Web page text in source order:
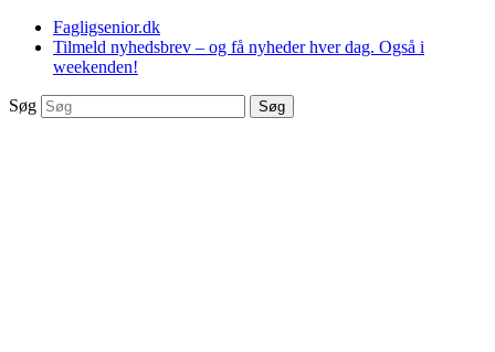
Fagligsenior.dk
Tilmeld nyhedsbrev – og få nyheder hver dag. Også i
weekenden!
Søg Søg